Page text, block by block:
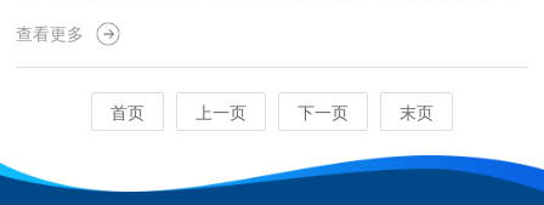
心机和细胞分离离心机。产品采用特色变频电机，大扭矩，免维护。
柔性轴驱动系统，运行平稳。进口压缩机，制冷/加热双回路和温度
程序和有你选择的10级加速和减速。高质量钢结构机身，双重保护
钢套，确保安全3级减震达到的离心作用。低速大容量冷冻离心机是
利用离心机加速度沉降原理对溶液中密度不同的细胞（粒子）在...
查看更多
首页 上一页 下一页 末页